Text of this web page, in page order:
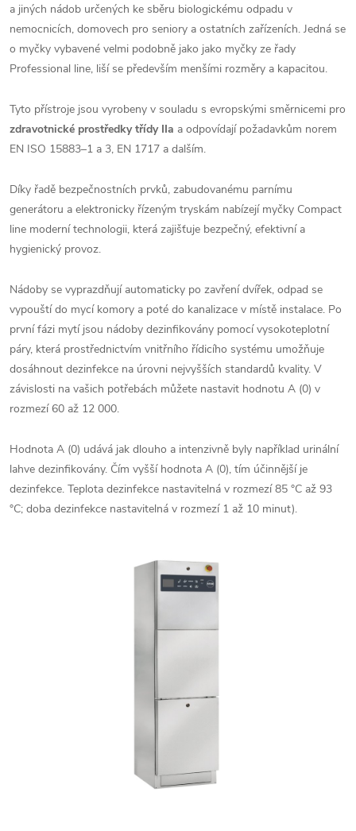
a jiných nádob určených ke sběru biologickému odpadu v
nemocnicích, domovech pro seniory a ostatních zařízeních. Jedná se
o myčky vybavené velmi podobně jako jako myčky ze řady
Professional line, liší se především menšími rozměry a kapacitou.
Tyto přístroje jsou vyrobeny v souladu s evropskými směrnicemi pro
zdravotnické prostředky třídy IIa a odpovídají požadavkům norem
EN ISO 15883–1 a 3, EN 1717 a dalším.
Díky řadě bezpečnostních prvků, zabudovanému parnímu
generátoru a elektronicky řízeným tryskám nabízejí myčky Compact
line moderní technologii, která zajišťuje bezpečný, efektivní a
hygienický provoz.
Nádoby se vyprazdňují automaticky po zavření dvířek, odpad se
vypouští do mycí komory a poté do kanalizace v místě instalace. Po
první fázi mytí jsou nádoby dezinfikovány pomocí vysokoteplotní
páry, která prostřednictvím vnitřního řídicího systému umožňuje
dosáhnout dezinfekce na úrovni nejvyšších standardů kvality. V
závislosti na vašich potřebách můžete nastavit hodnotu A (0) v
rozmezí 60 až 12 000.
Hodnota A (0) udává jak dlouho a intenzivně byly například urinální
lahve dezinfikovány. Čím vyšší hodnota A (0), tím účinnější je
dezinfekce. Teplota dezinfekce nastavitelná v rozmezí 85 °C až 93
°C; doba dezinfekce nastavitelná v rozmezí 1 až 10 minut).